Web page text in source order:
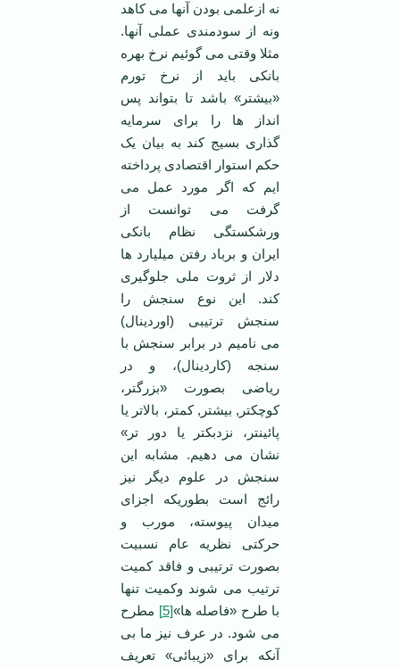
نه ازعلمی بودن آنها می کاهد
ونه از سودمندی عملی آنها.
مثلا وقتی می گوئیم نرخ بهره
بانکی باید از نرخ تورم
«بیشتر» باشد تا بتواند پس
انداز ها را برای سرمایه
گذاری بسیج کند به بیان یک
حکم استوار اقتصادی پرداخته
ایم که اگر مورد عمل می
گرفت می توانست از
ورشکستگی نظام بانکی
ایران و برباد رفتن میلیارد ها
دلار از ثروت ملی جلوگیری
کند. این نوع سنجش را
سنجش ترتیبی (اوردینال)
می نامیم در برابر سنجش با
سنجه (کاردینال)، و در
ریاضی بصورت «بزرگتر،
کوچکتر, بیشتر, کمتر، بالاتر یا
پائینتر، نزدبکتر یا دور تر»
نشان می دهیم. مشابه این
سنجش در علوم دیگر نیز
رائج است بطوریکه اجزای
میدان پیوسته، مورب و
حرکتی نظریه عام نسبیت
بصورت ترتیبی و فاقد کمیت
ترتیب می شوند وکمیت تنها
با طرح «فاصله ها»[5]
مطرح
می شود. در عرف نیز ما بی
آنکه برای «زیبائی» تعریف